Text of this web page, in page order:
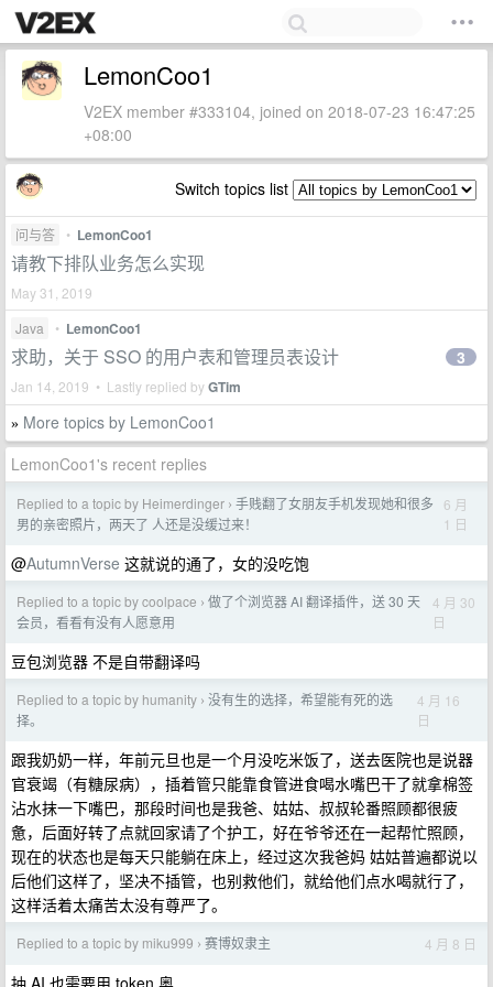
LemonCoo1
V2EX member #333104, joined on 2018-07-23 16:47:25
+08:00
Switch topics list
问与答 • LemonCoo1
请教下排队业务怎么实现
May 31, 2019
Java
• LemonCoo1
求助，关于 SSO 的用户表和管理员表设计
Jan 14, 2019 • Lastly replied byGTim
3
» More topics by LemonCoo1
LemonCoo1's recent replies
Replied to a topic by Heimerdinger › 手贱翻了女朋友手机发现她和很多
男的亲密照片，两天了 人还是没缓过来！
6 月
1 日
@AutumnVerse 这就说的通了，女的没吃饱
Replied to a topic by coolpace › 做了个浏览器 AI 翻译插件，送 30 天
会员，看看有没有人愿意用
4 月 30
日
豆包浏览器 不是自带翻译吗
Replied to a topic by humanity › 没有生的选择，希望能有死的选
择。
4 月 16
日
跟我奶奶一样，年前元旦也是一个月没吃米饭了，送去医院也是说器
官衰竭（有糖尿病），插着管只能靠食管进食喝水嘴巴干了就拿棉签
沾水抹一下嘴巴，那段时间也是我爸、姑姑、叔叔轮番照顾都很疲
惫，后面好转了点就回家请了个护工，好在爷爷还在一起帮忙照顾，
现在的状态也是每天只能躺在床上，经过这次我爸妈 姑姑普遍都说以
后他们这样了，坚决不插管，也别救他们，就给他们点水喝就行了，
这样活着太痛苦太没有尊严了。
Replied to a topic by miku999 › 赛博奴隶主 4 月 8 日
抽 AI 也需要用 token 奥